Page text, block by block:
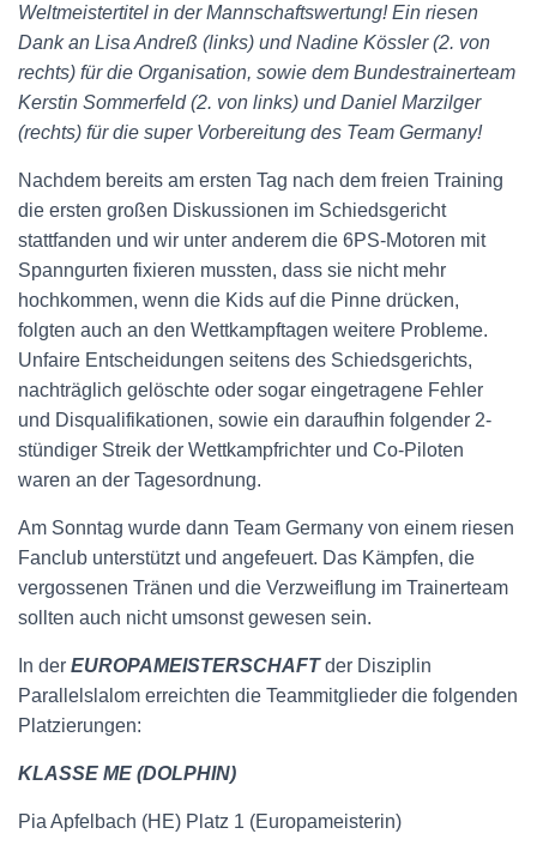
Weltmeistertitel in der Mannschaftswertung! Ein riesen
Dank an Lisa Andreß (links) und Nadine Kössler (2. von
rechts) für die Organisation, sowie dem Bundestrainerteam
Kerstin Sommerfeld (2. von links) und Daniel Marzilger
(rechts) für die super Vorbereitung des Team Germany!
Nachdem bereits am ersten Tag nach dem freien Training
die ersten großen Diskussionen im Schiedsgericht
stattfanden und wir unter anderem die 6PS-Motoren mit
Spanngurten fixieren mussten, dass sie nicht mehr
hochkommen, wenn die Kids auf die Pinne drücken,
folgten auch an den Wettkampftagen weitere Probleme.
Unfaire Entscheidungen seitens des Schiedsgerichts,
nachträglich gelöschte oder sogar eingetragene Fehler
und Disqualifikationen, sowie ein daraufhin folgender 2-
stündiger Streik der Wettkampfrichter und Co-Piloten
waren an der Tagesordnung.
Am Sonntag wurde dann Team Germany von einem riesen
Fanclub unterstützt und angefeuert. Das Kämpfen, die
vergossenen Tränen und die Verzweiflung im Trainerteam
sollten auch nicht umsonst gewesen sein.
In der EUROPAMEISTERSCHAFTder Disziplin
Parallelslalom erreichten die Teammitglieder die folgenden
Platzierungen:
KLASSE ME (DOLPHIN)
Pia Apfelbach (HE) Platz 1 (Europameisterin)